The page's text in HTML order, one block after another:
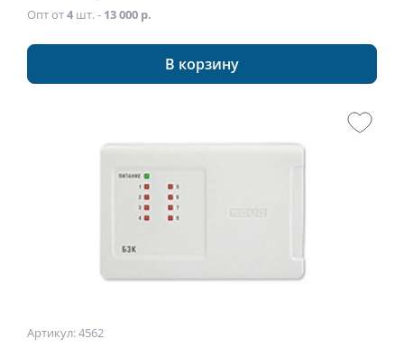
Опт от4 шт. - 13 000 р.
В корзину
Артикул: 4562